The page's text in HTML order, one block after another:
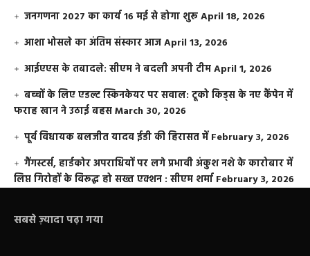
जनगणना 2027 का कार्य 16 मई से होगा शुरूApril 18, 2026
आशा भोसले का अंतिम संस्कार आजApril 13, 2026
आईएएस के तबादले: सीएम ने बदली अपनी टीमApril 1, 2026
बच्चों के लिए एडल्ट स्किनकेयर पर सवाल: टूको किड्स के नए कैंपेन में
फराह खान ने उठाई बहसMarch 30, 2026
पूर्व विधायक बलजीत यादव ईडी की हिरासत में February 3, 2026
गैंगस्टर्स, हार्डकोर अपराधियों पर लगे प्रभावी अंकुश नशे के कारोबार में
लिप्त गिरोहों के विरूद्ध हो सख्त एक्शन : सीएम शर्मा February 3, 2026
सबसे ज़्यादा पढ़ा गया